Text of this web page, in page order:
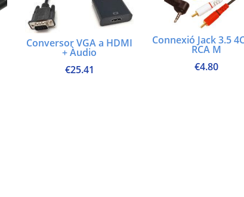
Conversor VGA a HDMI
+ Àudio
€25.41
Connexió Jack 3.5
RCA M
€4.80